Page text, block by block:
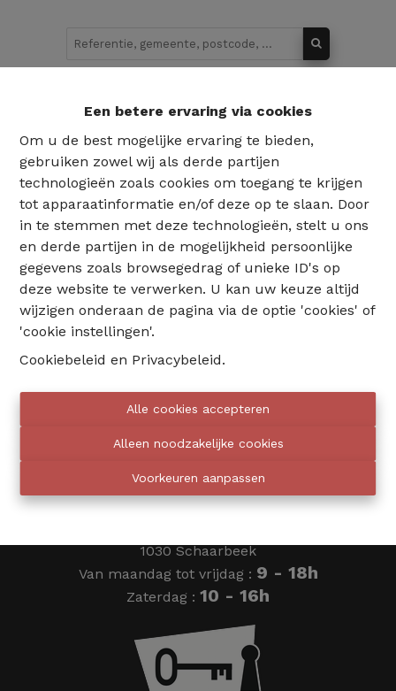
Een betere ervaring via cookies
Om u de best mogelijke ervaring te bieden,
gebruiken zowel wij als derde partijen
technologieën zoals cookies om toegang te krijgen
tot apparaatinformatie en/of deze op te slaan. Door
in te stemmen met deze technologieën, stelt u ons
en derde partijen in de mogelijkheid persoonlijke
gegevens zoals browsegedrag of unieke ID's op
deze website te verwerken. U kan uw keuze altijd
wijzigen onderaan de pagina via de optie 'cookies' of
'cookie instellingen'.
Cookiebeleid en Privacybeleid.
Alle cookies accepteren
Alleen noodzakelijke cookies
Voorkeuren aanpassen
02 735 18 38
Eventimmo chasseurs
1030 Schaarbeek
Van maandag tot vrijdag : 9 - 18h
Zaterdag : 10 - 16h